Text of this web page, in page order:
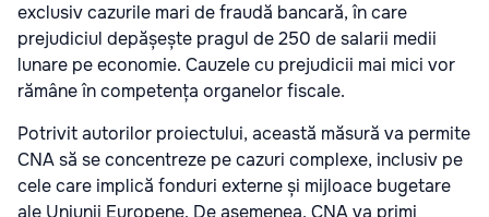
exclusiv cazurile mari de fraudă bancară, în care
prejudiciul depășește pragul de 250 de salarii medii
lunare pe economie. Cauzele cu prejudicii mai mici vor
rămâne în competența organelor fiscale.
Potrivit autorilor proiectului, această măsură va permite
CNA să se concentreze pe cazuri complexe, inclusiv pe
cele care implică fonduri externe și mijloace bugetare